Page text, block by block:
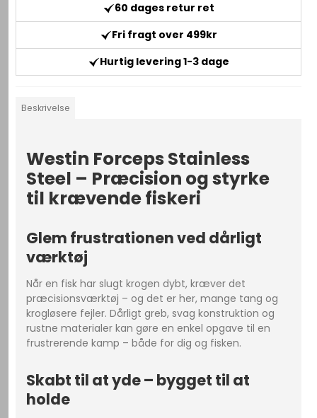
60 dages retur ret
Fri fragt over 499kr
Hurtig levering 1-3 dage
Beskrivelse
Westin Forceps Stainless
Steel – Præcision og styrke
til krævende fiskeri
Glem frustrationen ved dårligt
værktøj
Når en fisk har slugt krogen dybt, kræver det
præcisionsværktøj – og det er her, mange tang og
krogløsere fejler. Dårligt greb, svag konstruktion og
rustne materialer kan gøre en enkel opgave til en
frustrerende kamp – både for dig og fisken.
Skabt til at yde – bygget til at
holde